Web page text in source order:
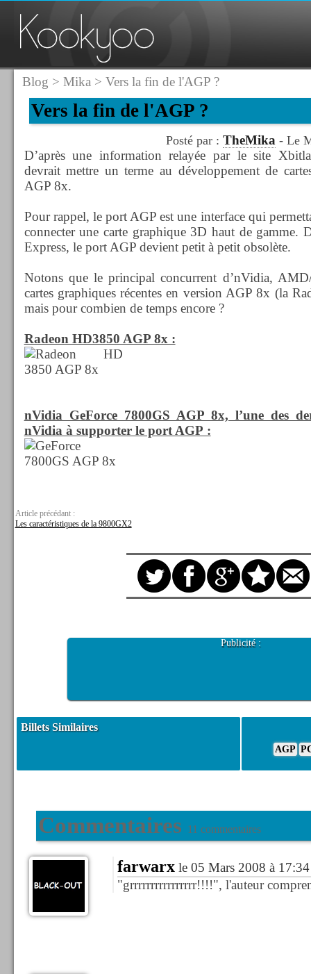
Blog > Mika > Vers la fin de l'AGP ?
Vers la fin de l'AGP ?
Posté par : TheMika- Le
D’après une information relayée par le site
devrait mettre un terme au développement de
AGP 8x.
Pour rappel, le port AGP est une interface qui
connecter une carte graphique 3D haut de gamme.
Express, le port AGP devient petit à petit obsolète.
Notons que le principal concurrent d’nVidia,
cartes graphiques récentes en version AGP 8x (la
mais pour combien de temps encore ?
Radeon HD3850 AGP 8x :
nVidia GeForce 7800GS AGP 8x, l’une des
nVidia à supporter le port AGP :
Article précédant :
Les caractéristiques de la 9800GX2
Publicité :
Billets Similaires
AGP
Commentaires 11 commentaires
farwarxle 05 Mars 2008 à 17:34
"grrrrrrrrrrrrrrrr!!!!", l'auteur